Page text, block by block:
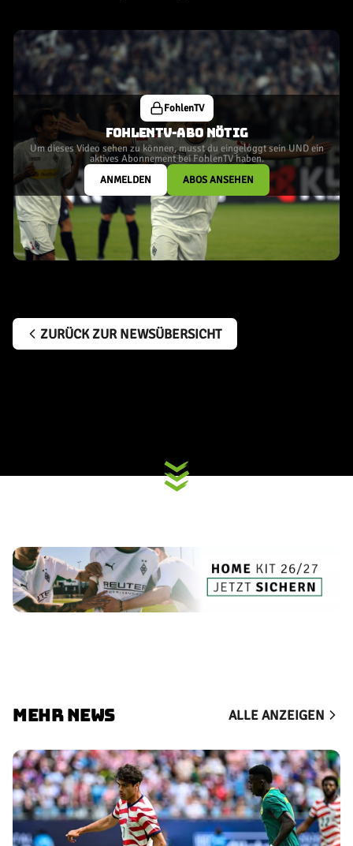
FohlenTV
FOHLENTV-ABO NÖTIG
Um dieses Video sehen zu können, musst du eingeloggt sein UND ein
aktives Abonnement bei FohlenTV haben.
ANMELDEN
ABOS ANSEHEN
ZURÜCK ZUR NEWSÜBERSICHT
MEHR NEWS ALLE ANZEIGEN